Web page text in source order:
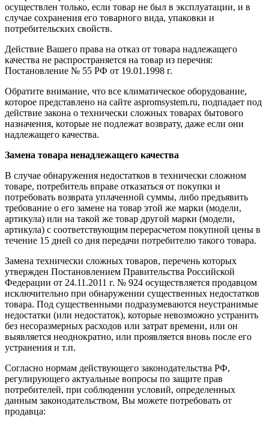
осуществлен только, если товар не был в эксплуатации, и в
случае сохранения его товарного вида, упаковки и
потребительских свойств.
Действие Вашего права на отказ от товара надлежащего
качества не распространяется на товар из перечня:
Постановление № 55 РФ от 19.01.1998 г.
Обратите внимание, что все климатическое оборудование,
которое представлено на сайте aspromsystem.ru, подпадает под
действие закона о технически сложных товарах бытового
назначения, которые не подлежат возврату, даже если они
надлежащего качества.
Замена товара ненадлежащего качества
В случае обнаружения недостатков в технически сложном
товаре, потребитель вправе отказаться от покупки и
потребовать возврата уплаченной суммы, либо предъявить
требование о его замене на товар этой же марки (модели,
артикула) или на такой же товар другой марки (модели,
артикула) с соответствующим перерасчетом покупной цены в
течение 15 дней со дня передачи потребителю такого товара.
Замена технически сложных товаров, перечень которых
утвержден Постановлением Правительства Российской
Федерации от 24.11.2011 г. № 924 осуществляется продавцом
исключительно при обнаружении существенных недостатков
товара. Под существенными подразумеваются неустранимые
недостатки (или недостаток), которые невозможно устранить
без несоразмерных расходов или затрат времени, или он
выявляется неоднократно, или проявляется вновь после его
устранения и т.п.
Согласно нормам действующего законодательства РФ,
регулирующего актуальные вопросы по защите прав
потребителей, при соблюдении условий, определенных
данным законодательством, Вы можете потребовать от
продавца: